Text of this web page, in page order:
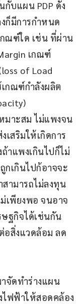
กับแผน PDP ดัง
ก็มีการกำหนด
ณฑ์ใด เช่น ที่ผ่าน
เกณฑ์
of Load
กณฑ์กำลังผลิต
มาะสม ไม่แพงจน
เสริมให้เกิดการ
าแพงเกินไปก็ไม่
กเกินไปก้อาจจะ
ามารถไม่ลงทุน
เพียงพอ จนอาจ
ษฐกิจได้เช่นกัน
อสิ่งแวดล้อม ลด
จัดทำร่างแผน
ไฟฟ้าให้สอดคล้อง